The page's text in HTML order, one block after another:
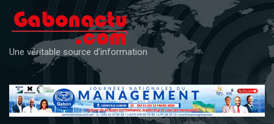
content
Une véritable source d'information